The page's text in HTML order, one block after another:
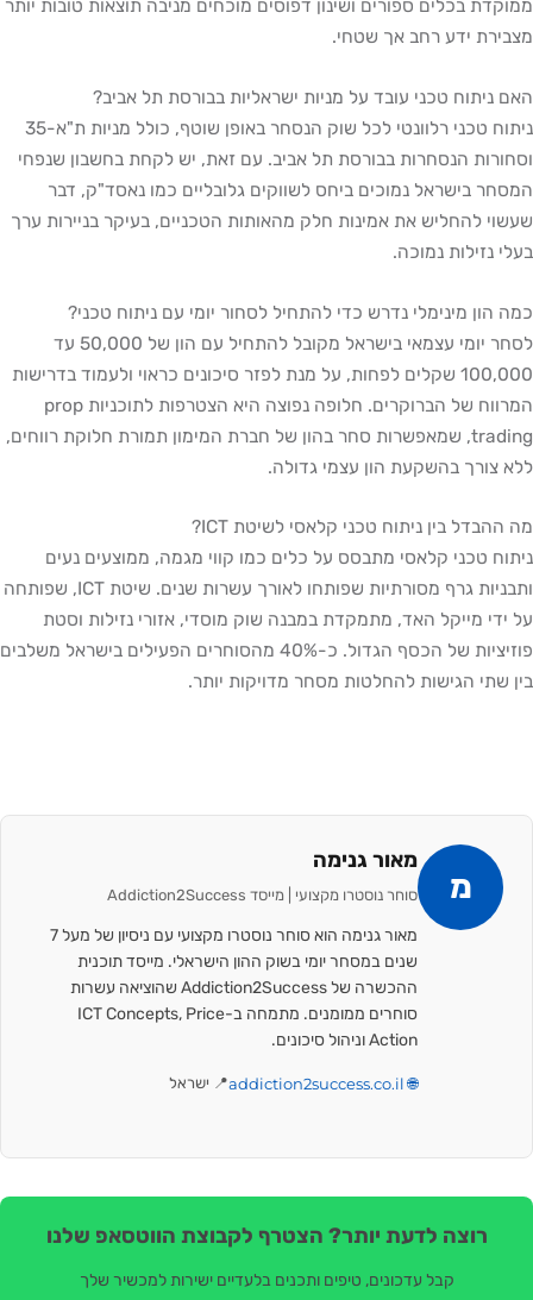
ממוקדת בכלים ספורים ושינון דפוסים מוכחים מניבה תוצאות טובות יותר
מצבירת ידע רחב אך שטחי.
האם ניתוח טכני עובד על מניות ישראליות בבורסת תל אביב?
ניתוח טכני רלוונטי לכל שוק הנסחר באופן שוטף, כולל מניות ת"א-35
וסחורות הנסחרות בבורסת תל אביב. עם זאת, יש לקחת בחשבון שנפחי
המסחר בישראל נמוכים ביחס לשווקים גלובליים כמו נאסד"ק, דבר
שעשוי להחליש את אמינות חלק מהאותות הטכניים, בעיקר בניירות ערך
בעלי נזילות נמוכה.
כמה הון מינימלי נדרש כדי להתחיל לסחור יומי עם ניתוח טכני?
לסחר יומי עצמאי בישראל מקובל להתחיל עם הון של 50,000 עד
100,000 שקלים לפחות, על מנת לפזר סיכונים כראוי ולעמוד בדרישות
המרווח של הברוקרים. חלופה נפוצה היא הצטרפות לתוכניות prop
trading, שמאפשרות סחר בהון של חברת המימון תמורת חלוקת רווחים,
ללא צורך בהשקעת הון עצמי גדולה.
מה ההבדל בין ניתוח טכני קלאסי לשיטת ICT?
ניתוח טכני קלאסי מתבסס על כלים כמו קווי מגמה, ממוצעים נעים
ותבניות גרף מסורתיות שפותחו לאורך עשרות שנים. שיטת ICT, שפותחה
על ידי מייקל האד, מתמקדת במבנה שוק מוסדי, אזורי נזילות וסטת
פוזיציות של הכסף הגדול. כ-40% מהסוחרים הפעילים בישראל משלבים
בין שתי הגישות להחלטות מסחר מדויקות יותר.
מ
מאור גנימה
סוחר נוסטרו מקצועי | מייסד Addiction2Success
מאור גנימה הוא סוחר נוסטרו מקצועי עם ניסיון של מעל 7
שנים במסחר יומי בשוק ההון הישראלי. מייסד תוכנית
ההכשרה של Addiction2Success שהוציאה עשרות
סוחרים ממומנים. מתמחה ב-ICT Concepts, Price
Action וניהול סיכונים.
🌐 addiction2success.co.il 📍 ישראל
רוצה לדעת יותר? הצטרף לקבוצת הווטסאפ שלנו
קבל עדכונים, טיפים ותכנים בלעדיים ישירות למכשיר שלך